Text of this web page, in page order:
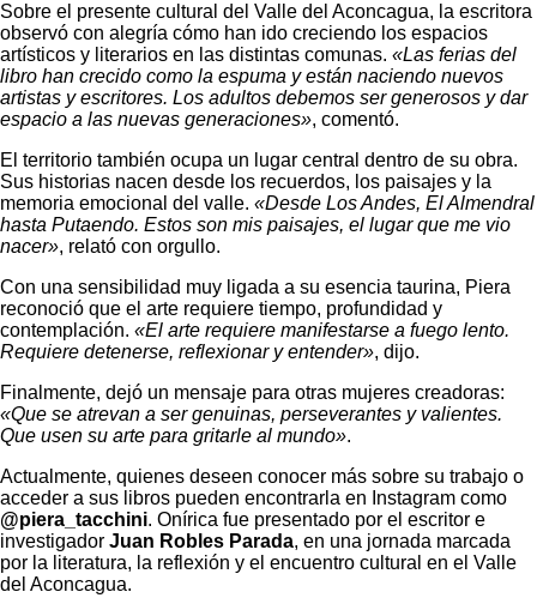
Sobre el presente cultural del Valle del Aconcagua, la escritora
observó con alegría cómo han ido creciendo los espacios
artísticos y literarios en las distintas comunas. «Las ferias del
libro han crecido como la espuma y están naciendo nuevos
artistas y escritores. Los adultos debemos ser generosos y dar
espacio a las nuevas generaciones», comentó.
El territorio también ocupa un lugar central dentro de su obra.
Sus historias nacen desde los recuerdos, los paisajes y la
memoria emocional del valle. «Desde Los Andes, El Almendral
hasta Putaendo. Estos son mis paisajes, el lugar que me vio
nacer», relató con orgullo.
Con una sensibilidad muy ligada a su esencia taurina, Piera
reconoció que el arte requiere tiempo, profundidad y
contemplación. «El arte requiere manifestarse a fuego lento.
Requiere detenerse, reflexionar y entender», dijo.
Finalmente, dejó un mensaje para otras mujeres creadoras:
«Que se atrevan a ser genuinas, perseverantes y valientes.
Que usen su arte para gritarle al mundo».
Actualmente, quienes deseen conocer más sobre su trabajo o
acceder a sus libros pueden encontrarla en Instagram como
@piera_tacchini. Onírica fue presentado por el escritor e
investigador Juan Robles Parada, en una jornada marcada
por la literatura, la reflexión y el encuentro cultural en el Valle
del Aconcagua.